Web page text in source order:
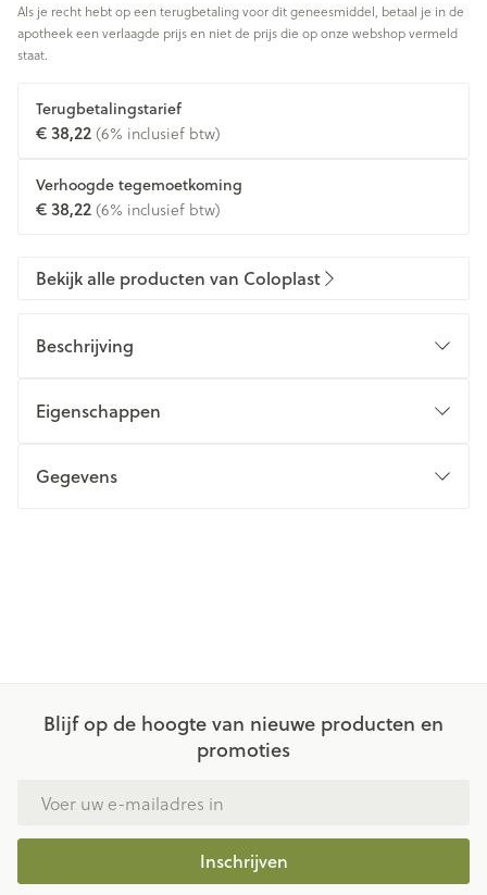
Als je recht hebt op een terugbetaling voor dit geneesmiddel, betaal je in de
apotheek een verlaagde prijs en niet de prijs die op onze webshop vermeld
staat.
Terugbetalingstarief
€ 38,22(6% inclusief btw)
Verhoogde tegemoetkoming
€ 38,22(6% inclusief btw)
Bekijk alle producten van Coloplast
Beschrijving
Eigenschappen
Gegevens
Blijf op de hoogte van nieuwe producten en
promoties
Inschrijven